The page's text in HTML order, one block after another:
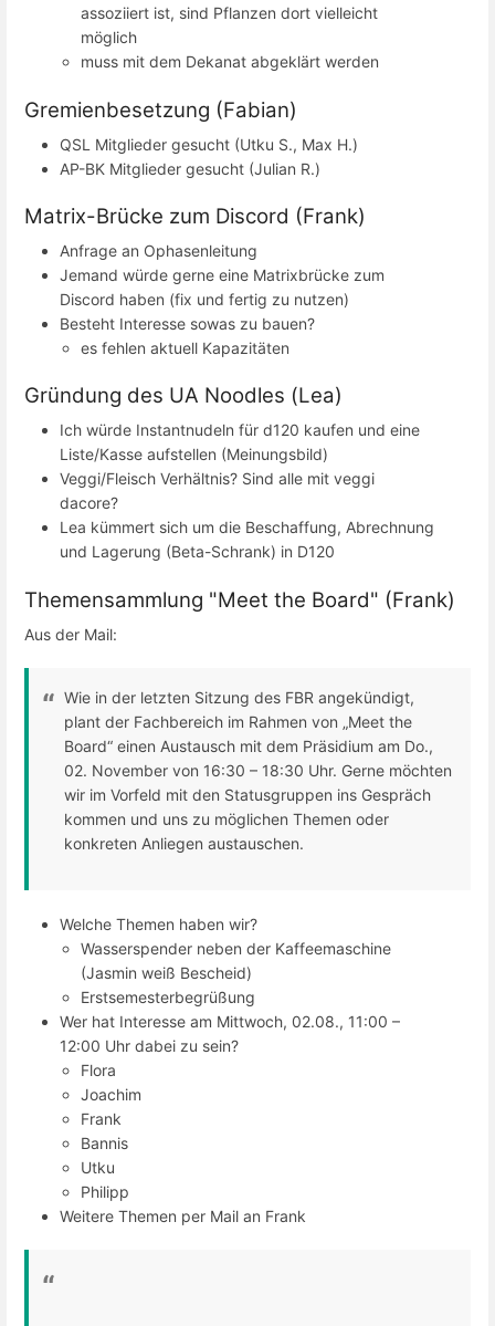
assoziiert ist, sind Pflanzen dort vielleicht
möglich
muss mit dem Dekanat abgeklärt werden
Gremienbesetzung (Fabian)
QSL Mitglieder gesucht (Utku S., Max H.)
AP-BK Mitglieder gesucht (Julian R.)
Matrix-Brücke zum Discord (Frank)
Anfrage an Ophasenleitung
Jemand würde gerne eine Matrixbrücke zum
Discord haben (fix und fertig zu nutzen)
Besteht Interesse sowas zu bauen?
es fehlen aktuell Kapazitäten
Gründung des UA Noodles (Lea)
Ich würde Instantnudeln für d120 kaufen und eine
Liste/Kasse aufstellen (Meinungsbild)
Veggi/Fleisch Verhältnis? Sind alle mit veggi
dacore?
Lea kümmert sich um die Beschaffung, Abrechnung
und Lagerung (Beta-Schrank) in D120
Themensammlung "Meet the Board" (Frank)
Aus der Mail:
Wie in der letzten Sitzung des FBR angekündigt,
plant der Fachbereich im Rahmen von „Meet the
Board“ einen Austausch mit dem Präsidium am Do.,
02. November von 16:30 – 18:30 Uhr. Gerne möchten
wir im Vorfeld mit den Statusgruppen ins Gespräch
kommen und uns zu möglichen Themen oder
konkreten Anliegen austauschen.
Welche Themen haben wir?
Wasserspender neben der Kaffeemaschine
(Jasmin weiß Bescheid)
Erstsemesterbegrüßung
Wer hat Interesse am Mittwoch, 02.08., 11:00 –
12:00 Uhr dabei zu sein?
Flora
Joachim
Frank
Bannis
Utku
Philipp
Weitere Themen per Mail an Frank